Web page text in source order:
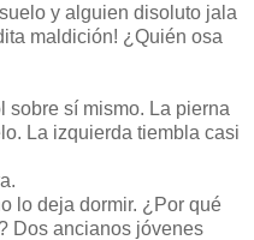
y alguien disoluto jala
maldición! ¿Quién osa
sobre sí mismo. La pierna
La izquierda tiembla casi
lo deja dormir. ¿Por qué
Dos ancianos jóvenes